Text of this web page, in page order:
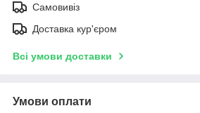
Самовивіз
Доставка кур'єром
Всі умови доставки
Умови оплати